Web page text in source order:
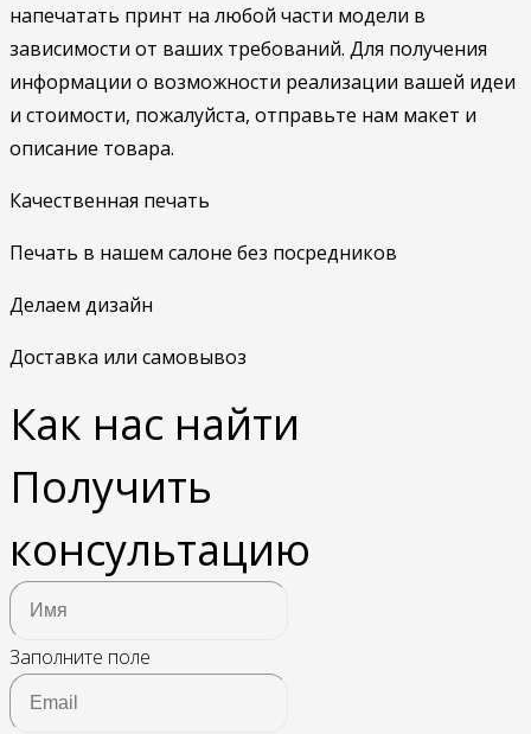
напечатать принт на любой части модели в
зависимости от ваших требований. Для получения
информации о возможности реализации вашей идеи
и стоимости, пожалуйста, отправьте нам макет и
описание товара.
Качественная печать
Печать в нашем салоне без посредников
Делаем дизайн
Доставка или самовывоз
Как нас найти
Получить
консультацию
Заполните поле